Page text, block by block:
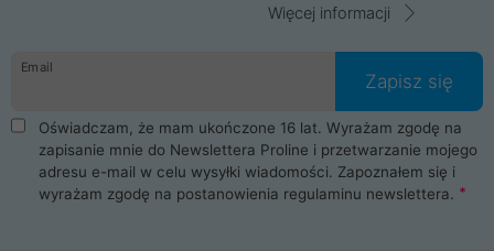
komunikacja ze sklepem komputerowym ProLine jest
danych osobowych. Dlatego zakup notebooka albo laptopa w
ProLine to czysta przyjemność i pełne bezpieczeństwo.
Zaopatrzysz się u nas w akcesoria i części komputerowe
takie jak procesory, karty graficzne, płyty główne, pamięci,
dyski SSD, M.2 oraz HDD. Nasi pracownicy pomogą Ci wybrać
najlepszy zasilacz komputerowy oraz obudowę do komputera.
Poza komputerami mamy również najlepsze na rynku
Smartfony takich producentów jak Xiaomi, Apple, Samsung i
Więcej informacji
Email
Zapisz się
Oświadczam, że mam ukończone 16 lat. Wyrażam zgodę na
zapisanie mnie do Newslettera Proline i przetwarzanie mojego
adresu e-mail w celu wysyłki wiadomości. Zapoznałem się i
wyrażam zgodę na postanowienia regulaminu newslettera.